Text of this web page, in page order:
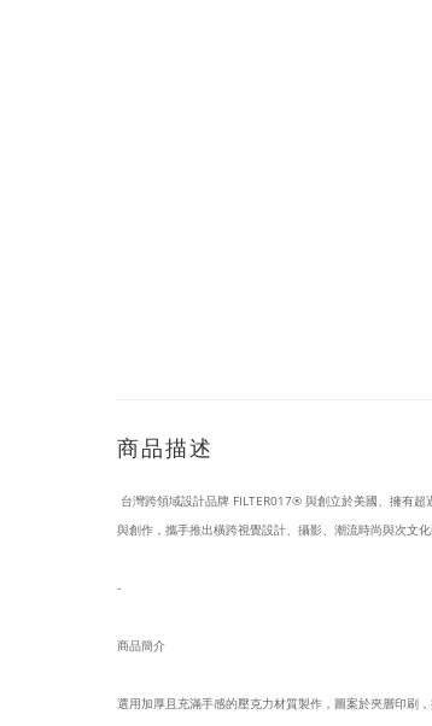
商品描述
台灣跨領域設計品牌 FILTER017® 與創立於美國、擁有
與創作，攜手推出橫跨視覺設計、攝影、潮流時尚與次文化
-
商品簡介
選用加厚且充滿手感的壓克力材質製作，圖案於夾層印刷